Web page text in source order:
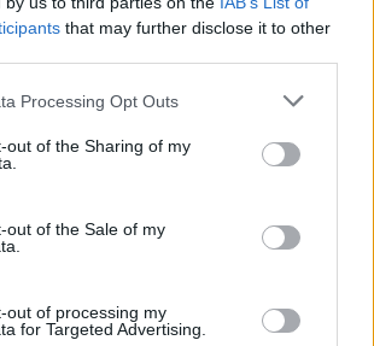
that may further disclose it to other
website/app uses one or more Google
visit or usage behaviour. You may click to
to Google and its third-party tags to
below specified purposes in below Google
Processing Opt Outs
out of the Sharing of my
out of the Sale of my
out of processing my
for Targeted Advertising.
egy barátságos radioaktív pókcsípés
hanem háborús kísérletekkel,
testekkel és a
Vannak jelenetek, amelyekben
kerül horrorklasszikus A légyhez,
különösen fontos eszközzé válik: a
a görcsös mozdulatok, a szerves
részletei mind azt erősítik, hogy
hanem egy durván sérült figura. Kár,